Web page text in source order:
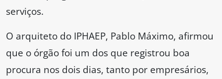
serviços.
O arquiteto do IPHAEP, Pablo Máximo, afirmou
que o órgão foi um dos que registrou boa
procura nos dois dias, tanto por empresários,